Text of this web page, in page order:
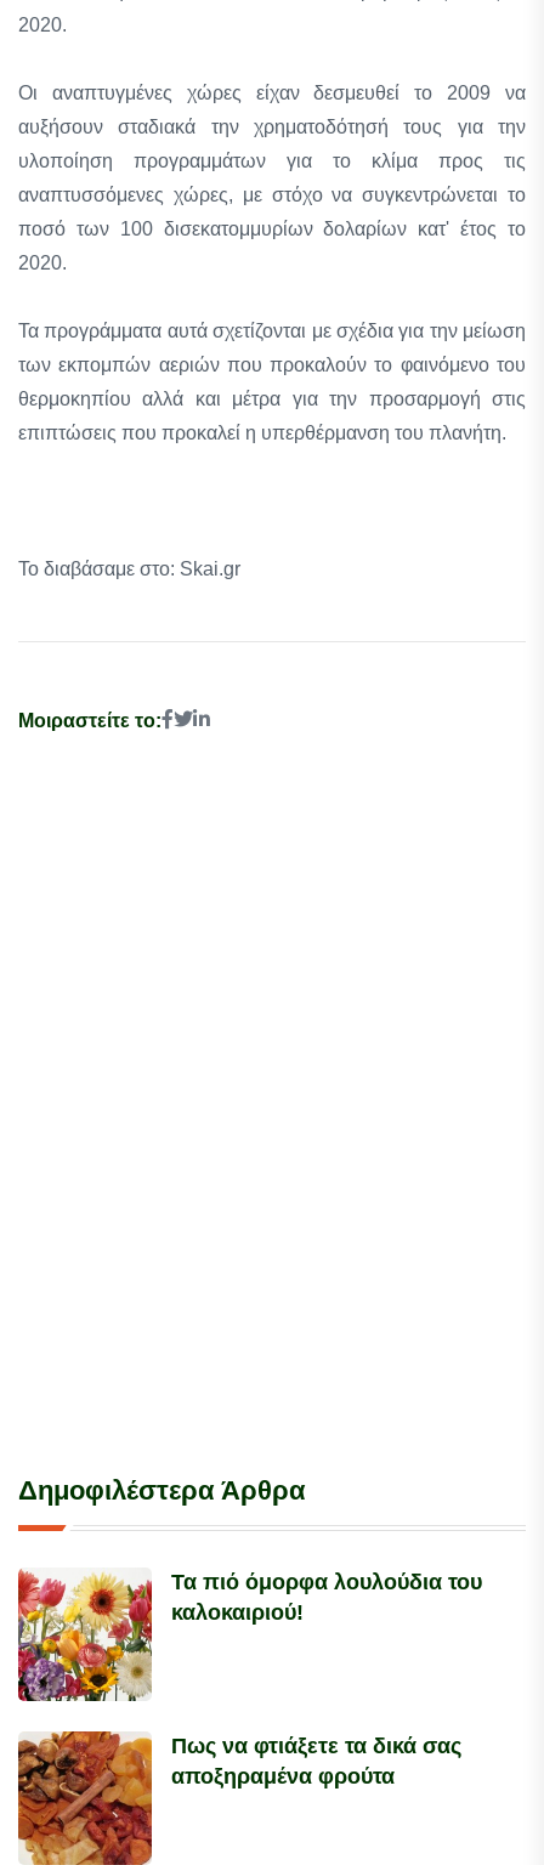
2020.
Οι αναπτυγμένες χώρες είχαν δεσμευθεί το 2009 να
αυξήσουν σταδιακά την χρηματοδότησή τους για την
υλοποίηση προγραμμάτων για το κλίμα προς τις
αναπτυσσόμενες χώρες, με στόχο να συγκεντρώνεται το
ποσό των 100 δισεκατομμυρίων δολαρίων κατ' έτος το
2020.
Τα προγράμματα αυτά σχετίζονται με σχέδια για την μείωση
των εκπομπών αεριών που προκαλούν το φαινόμενο του
θερμοκηπίου αλλά και μέτρα για την προσαρμογή στις
επιπτώσεις που προκαλεί η υπερθέρμανση του πλανήτη.
Το διαβάσαμε στο: Skai.gr
Μοιραστείτε το:
Δημοφιλέστερα Άρθρα
Τα πιό όμορφα λουλούδια του
καλοκαιριού!
Πως να φτιάξετε τα δικά σας
αποξηραμένα φρούτα